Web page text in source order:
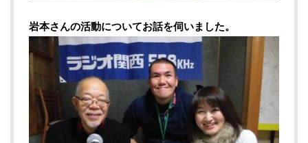
岩本さんの活動についてお話を伺いました。